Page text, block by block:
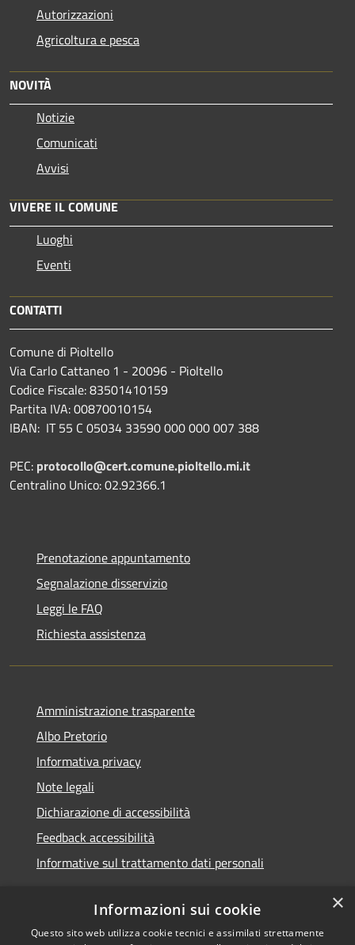
Autorizzazioni
Agricoltura e pesca
NOVITÀ
Notizie
Comunicati
Avvisi
VIVERE IL COMUNE
Luoghi
Eventi
CONTATTI
Comune di Pioltello
Via Carlo Cattaneo 1 - 20096 - Pioltello
Codice Fiscale: 83501410159
Partita IVA: 00870010154
IBAN: IT 55 C 05034 33590 000 000 007 388
PEC: protocollo@cert.comune.pioltello.mi.it
Centralino Unico: 02.92366.1
Prenotazione appuntamento
Segnalazione disservizio
Leggi le FAQ
Richiesta assistenza
Amministrazione trasparente
Albo Pretorio
Informativa privacy
Note legali
Dichiarazione di accessibilità
Feedback accessibilità
Informative sul trattamento dati personali
×
Informazioni sui cookie
Questo sito web utilizza cookie tecnici e assimilati strettamente